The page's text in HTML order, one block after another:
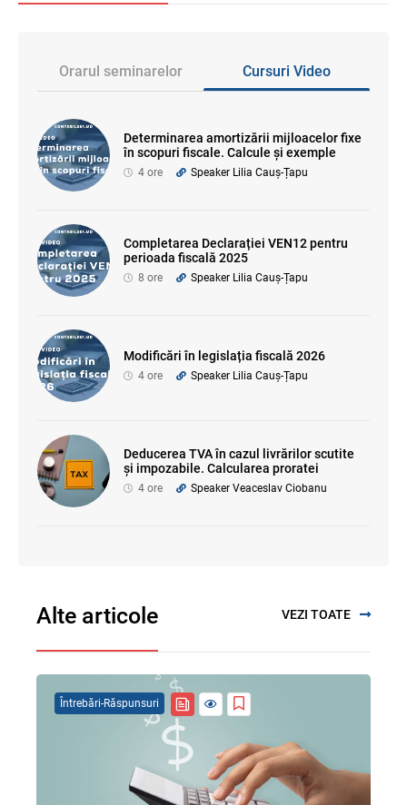
Orarul seminarelor Cursuri Video
Determinarea amortizării mijloacelor fixe
în scopuri fiscale. Calcule și exemple
4 ore Speaker Lilia Cauș-Țapu
Completarea Declarației VEN12 pentru
perioada fiscală 2025
8 ore Speaker Lilia Cauș-Țapu
Modificări în legislația fiscală 2026
4 ore Speaker Lilia Cauș-Țapu
Deducerea TVA în cazul livrărilor scutite
și impozabile. Calcularea proratei
4 ore Speaker Veaceslav Ciobanu
Alte articole VEZI TOATE
Întrebări-Răspunsuri